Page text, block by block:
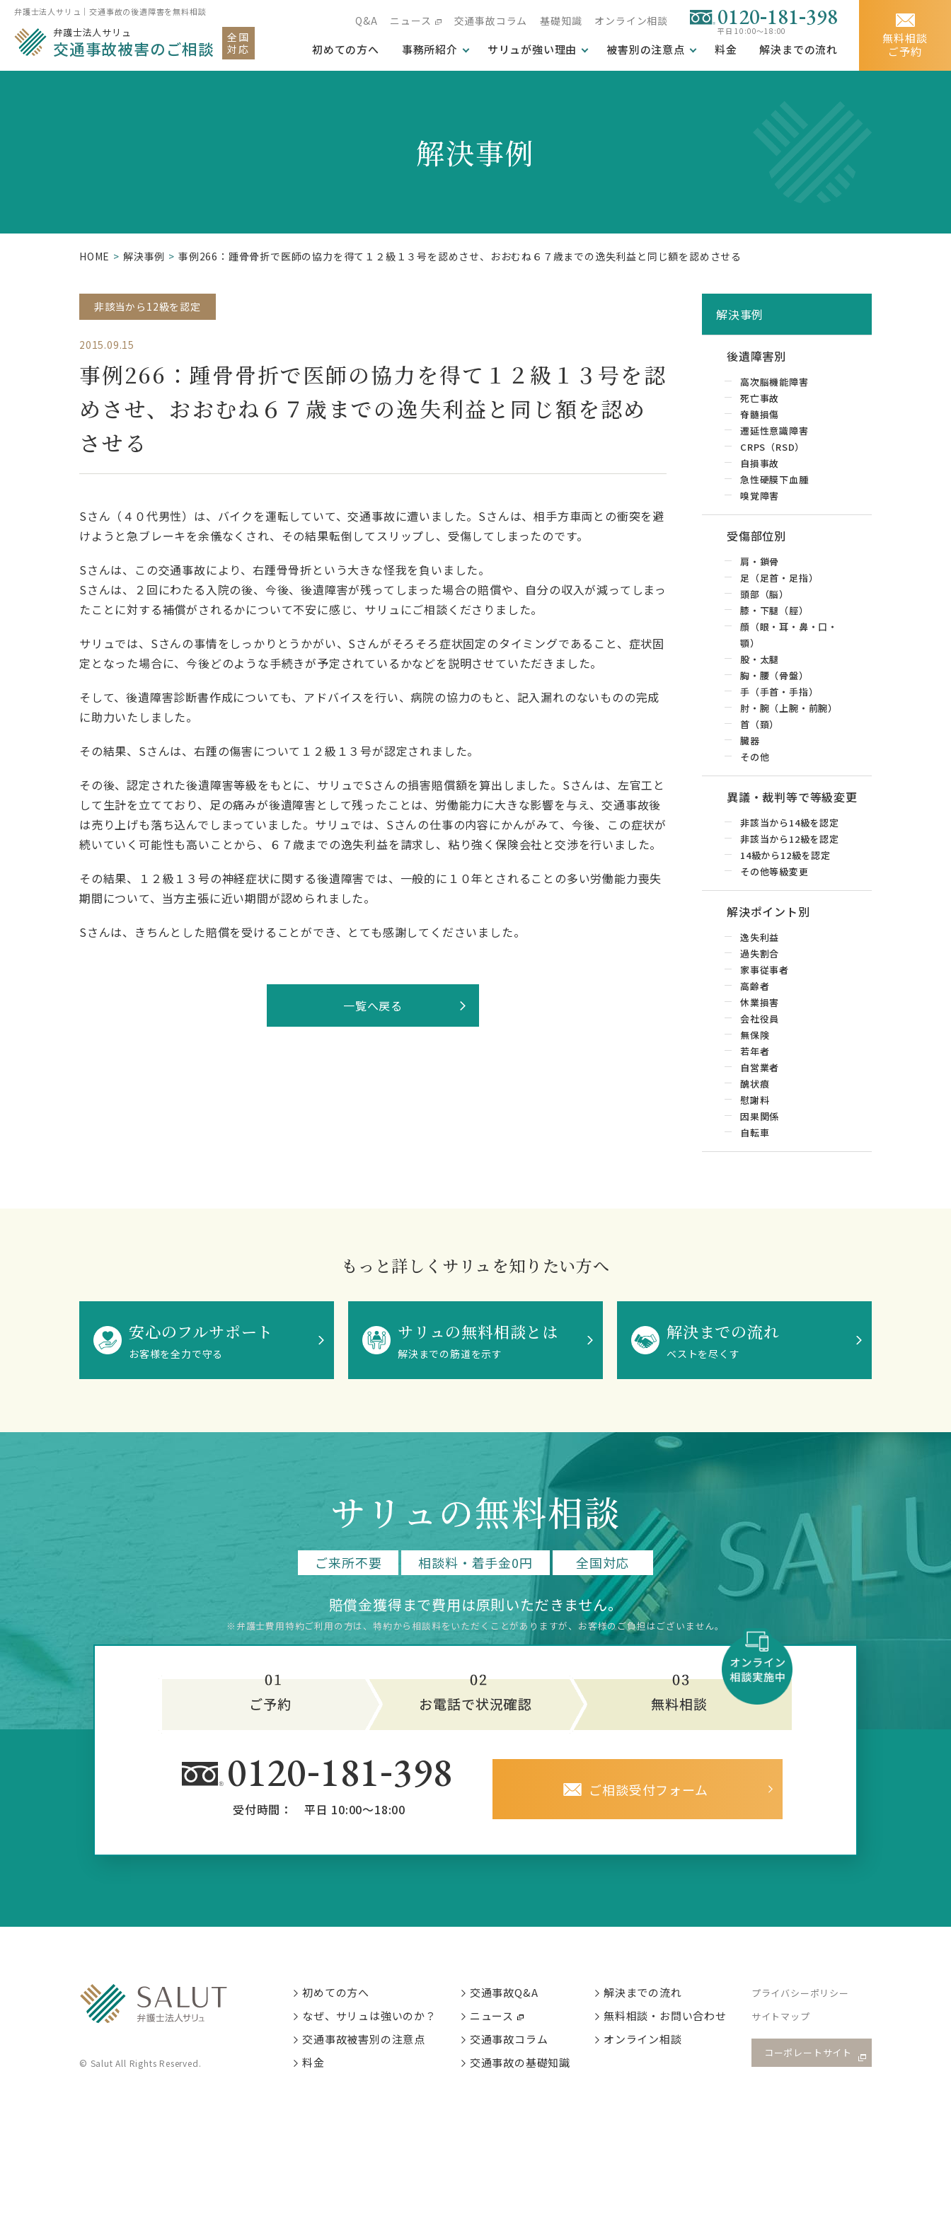
弁護士法人サリュ｜交通事故の後遺障害を無料相談
弁護士法人サリュ
交通事故被害のご相談
全国
対応
Q&A ニュース 交通事故コラム 基礎知識 オンライン相談 0120-181-398
平日 10:00～18:00
無料相談
ご予約
初めての方へ 事務所紹介 サリュが強い理由 被害別の注意点 料金 解決までの流れ
解決事例
HOME 解決事例 事例266：踵骨骨折で医師の協力を得て１２級１３号を認めさせ、おおむね６７歳までの逸失利益と同じ額を認めさせる
非該当から12級を認定
2015.09.15
事例266：踵骨骨折で医師の協力を得て１２級１３号を認
めさせ、おおむね６７歳までの逸失利益と同じ額を認め
させる
Sさん（４０代男性）は、バイクを運転していて、交通事故に遭いました。Sさんは、相手方車両との衝突を避
けようと急ブレーキを余儀なくされ、その結果転倒してスリップし、受傷してしまったのです。
Sさんは、この交通事故により、右踵骨骨折という大きな怪我を負いました。
Sさんは、２回にわたる入院の後、今後、後遺障害が残ってしまった場合の賠償や、自分の収入が減ってしまっ
たことに対する補償がされるかについて不安に感じ、サリュにご相談くださりました。
サリュでは、Sさんの事情をしっかりとうかがい、Sさんがそろそろ症状固定のタイミングであること、症状固
定となった場合に、今後どのような手続きが予定されているかなどを説明させていただきました。
そして、後遺障害診断書作成についても、アドバイスを行い、病院の協力のもと、記入漏れのないものの完成
に助力いたしました。
その結果、Sさんは、右踵の傷害について１２級１３号が認定されました。
その後、認定された後遺障害等級をもとに、サリュでSさんの損害賠償額を算出しました。Sさんは、左官工と
して生計を立てており、足の痛みが後遺障害として残ったことは、労働能力に大きな影響を与え、交通事故後
は売り上げも落ち込んでしまっていました。サリュでは、Sさんの仕事の内容にかんがみて、今後、この症状が
続いていく可能性も高いことから、６７歳までの逸失利益を請求し、粘り強く保険会社と交渉を行いました。
その結果、１２級１３号の神経症状に関する後遺障害では、一般的に１０年とされることの多い労働能力喪失
期間について、当方主張に近い期間が認められました。
Sさんは、きちんとした賠償を受けることができ、とても感謝してくださいました。
一覧へ戻る
解決事例
後遺障害別
高次脳機能障害
死亡事故
脊髄損傷
遷延性意識障害
CRPS（RSD）
自損事故
急性硬膜下血腫
嗅覚障害
受傷部位別
肩・鎖骨
足（足首・足指）
頭部（脳）
膝・下腿（脛）
顔（眼・耳・鼻・口・
顎）
股・太腿
胸・腰（骨盤）
手（手首・手指）
肘・腕（上腕・前腕）
首（頚）
臓器
その他
異議・裁判等で等級変更
非該当から14級を認定
非該当から12級を認定
14級から12級を認定
その他等級変更
解決ポイント別
逸失利益
過失割合
家事従事者
高齢者
休業損害
会社役員
無保険
若年者
自営業者
醜状痕
慰謝料
因果関係
自転車
もっと詳しくサリュを知りたい方へ
安心のフルサポート
お客様を全力で守る
サリュの無料相談とは
解決までの筋道を示す
解決までの流れ
ベストを尽くす
サリュの無料相談
ご来所不要 相談料・着手金0円 全国対応
賠償金獲得まで費用は原則いただきません。
※弁護士費用特約ご利用の方は、特約から相談料をいただく ことがありますが、お客様のご負担はございません。
0120-181-398
受付時間： 平日 10:00～18:00
ご相談受付フォーム
初めての方へ
なぜ、サリュは強いのか？
交通事故被害別の注意点
料金
交通事故Q&A
ニュース
交通事故コラム
交通事故の基礎知識
解決までの流れ
無料相談・お問い合わせ
オンライン相談
プライバシーポリシー
サイトマップ
コーポレートサイト
© Salut All Rights Reserved.